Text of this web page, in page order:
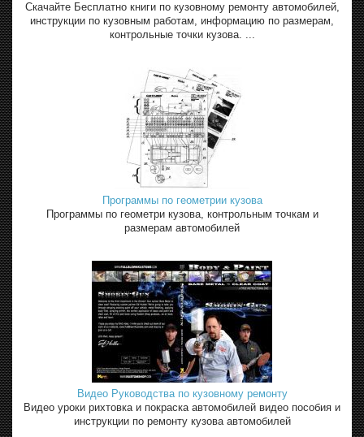
Скачайте Бесплатно книги по кузовному ремонту автомобилей,
инструкции по кузовным работам, информацию по размерам,
контрольные точки кузова. ...
Программы по геометрии кузова
Программы по геометри кузова, контрольным точкам и
размерам автомобилей
Видео Руководства по кузовному ремонту
Видео уроки рихтовка и покраска автомобилей видео пособия и
инструкции по ремонту кузова автомобилей